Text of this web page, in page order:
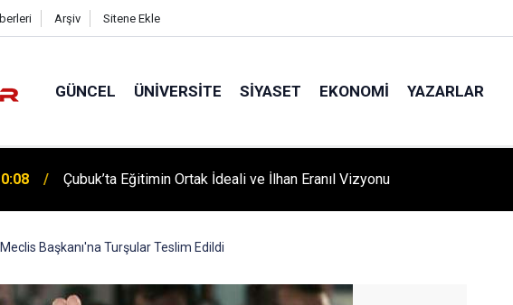
Arşiv Sitene Ekle
GÜNCEL ÜNIVERSITE SIYASET EKONOMI YAZARLAR
ÇUBUK’TA ‘YAZA MERHABA’ COŞKUSU: Kursiyerler Gönüllerince Eğlendi!
Meclis Başkanı'na Turşular Teslim Edildi